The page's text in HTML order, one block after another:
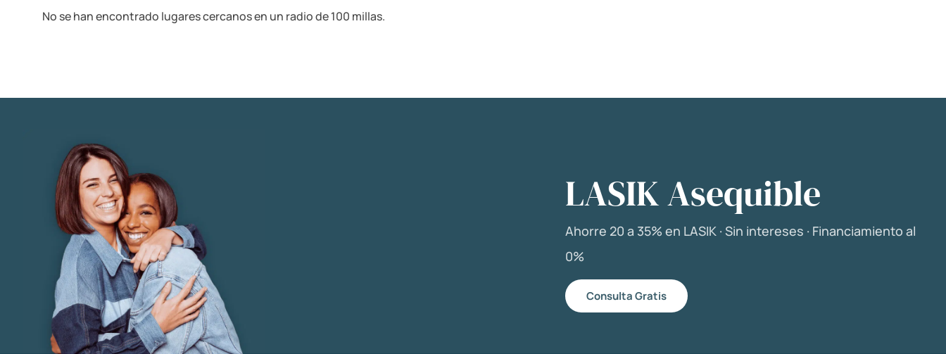
No se han encontrado lugares cercanos en un radio de 100 millas.
LASIK Asequible
Ahorre 20 a 35% en LASIK · Sin intereses · Financiamiento al
0%
Consulta Gratis